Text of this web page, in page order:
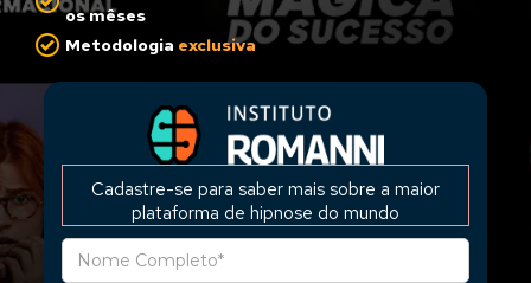
os mêses
Metodologia exclusiva
Cadastre-se para saber mais sobre a maior
plataforma de hipnose do mundo